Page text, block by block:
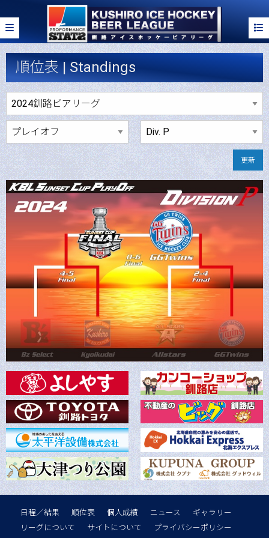
順位表 | Standings
更新
日程／結果 順位表 個人成績 ニュース
ギャラリー
リーグについて
サイトについて プライバシーポリシー